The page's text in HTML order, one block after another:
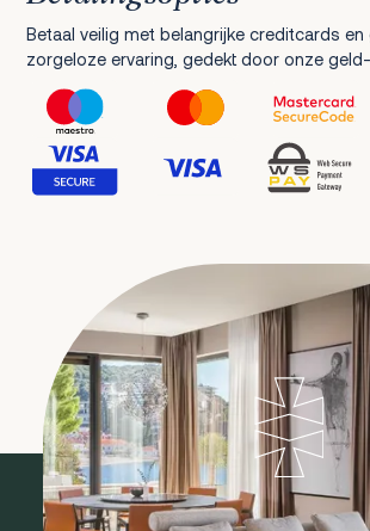
Betaal veilig met belangrijke creditcards en
zorgeloze ervaring, gedekt door onze